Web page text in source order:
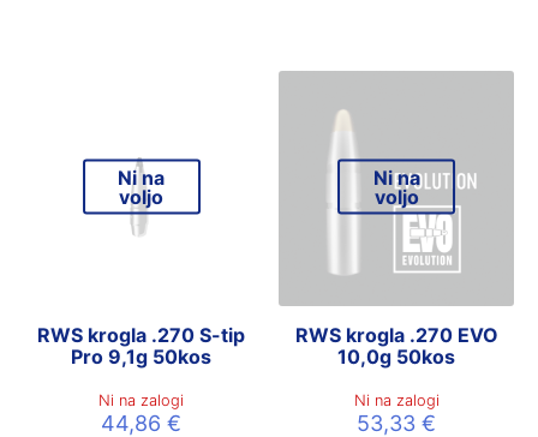
Ni na
voljo
RWS krogla .270 S-tip
Pro 9,1g 50kos
Ni na zalogi
44,86€
Ni na
voljo
RWS krogla .270 EVO
10,0g 50kos
Ni na zalogi
53,33€